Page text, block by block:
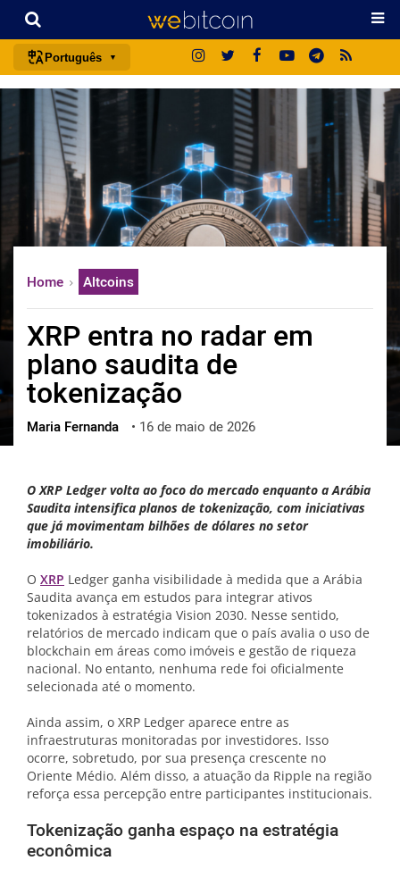
Português
português (BR)
english
español
français
italiano
deutsch
中文
한국어
العربية
ไทย
ქართული
Home Altcoins
XRP entra no radar em
plano saudita de
tokenização
Maria Fernanda • 16 de maio de 2026
O XRP Ledger volta ao foco do mercado enquanto a Arábia
Saudita intensifica planos de tokenização, com iniciativas
que já movimentam bilhões de dólares no setor
imobiliário.
O XRP Ledger ganha visibilidade à medida que a Arábia
Saudita avança em estudos para integrar ativos
tokenizados à estratégia Vision 2030. Nesse sentido,
relatórios de mercado indicam que o país avalia o uso de
blockchain em áreas como imóveis e gestão de riqueza
nacional. No entanto, nenhuma rede foi oficialmente
selecionada até o momento.
Ainda assim, o XRP Ledger aparece entre as
infraestruturas monitoradas por investidores. Isso
ocorre, sobretudo, por sua presença crescente no
Oriente Médio. Além disso, a atuação da Ripple na região
reforça essa percepção entre participantes institucionais.
Tokenização ganha espaço na estratégia
econômica